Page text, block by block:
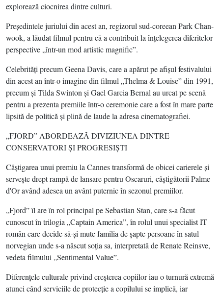
explorează ciocnirea dintre culturi.
Preşedintele juriului din acest an, regizorul sud-coreean Park Chan-
wook, a lăudat filmul pentru că a contribuit la înţelegerea diferitelor
perspective „într-un mod artistic magnific”.
Celebrităţi precum Geena Davis, care a apărut pe afişul festivalului
din acest an într-o imagine din filmul „Thelma & Louise” din 1991,
precum şi Tilda Swinton şi Gael Garcia Bernal au urcat pe scenă
pentru a prezenta premiile într-o ceremonie care a fost în mare parte
lipsită de politică şi plină de laude la adresa cinematografiei.
„FJORD” ABORDEAZĂ DIVIZIUNEA DINTRE
CONSERVATORI ŞI PROGRESIŞTI
Câştigarea unui premiu la Cannes transformă de obicei carierele şi
serveşte drept rampă de lansare pentru Oscaruri, câştigătorii Palme
d'Or având adesea un avânt puternic în sezonul premiilor.
„Fjord” îl are în rol principal pe Sebastian Stan, care s-a făcut
cunoscut în trilogia „Captain America”, în rolul unui specialist IT
român care decide să-şi mute familia de şapte persoane în satul
norvegian unde s-a născut soţia sa, interpretată de Renate Reinsve,
vedeta filmului „Sentimental Value”.
Diferenţele culturale privind creşterea copiilor iau o turnură extremă
atunci când serviciile de protecţie a copilului se implică, iar